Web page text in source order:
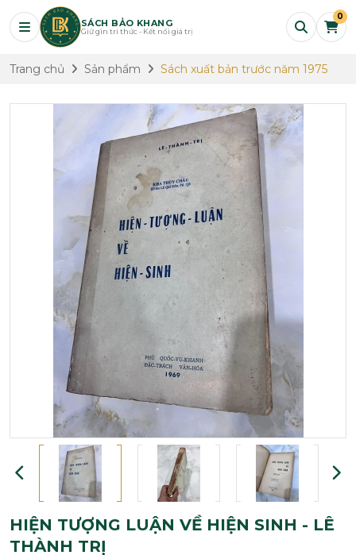
SÁCH BẢO KHANG
Giữ gìn tri thức - Kết nối giá trị
0
Trang chủ Sản phẩm Sách xuất bản trước năm 1975
HIỆN TƯỢNG LUẬN VỀ HIỆN SINH - LÊ
THÀNH TRỊ